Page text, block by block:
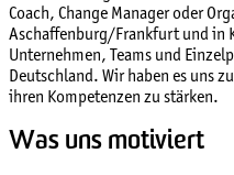
Coach, Change Manager oder
Aschaffenburg/Frankfurt und in
Unternehmen, Teams und
Deutschland. Wir haben es uns
ihren Kompetenzen zu stärken.
Was uns motiviert